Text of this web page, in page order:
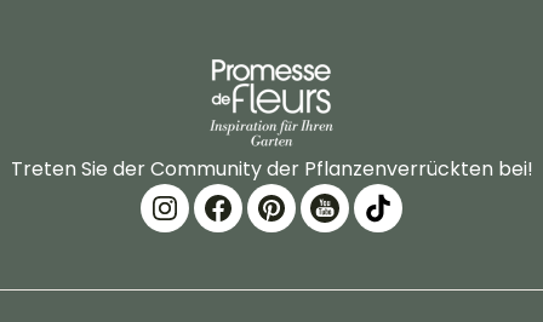
Treten Sie der Community der Pflanzenverrückten bei!